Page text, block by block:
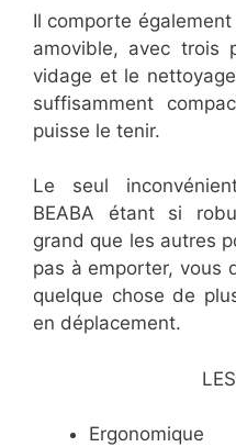
Il comporte
amovible, avec trois
vidage et le
suffisamment
puisse le tenir.
Le seul
BEABA étant si
grand que les autres
pas à emporter, vous
quelque chose de
en déplacement.
​Ergonomique